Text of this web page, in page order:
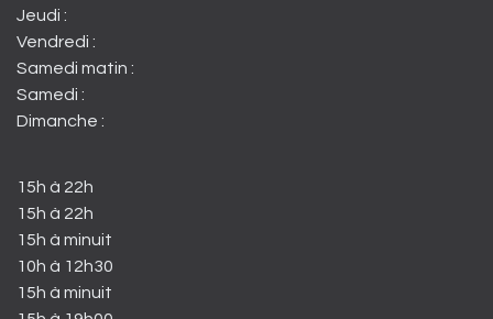
Jeudi :
Vendredi :
Samedi matin :
Samedi :
Dimanche :
15h à 22h
15h à 22h
15h à minuit
10h à 12h30
15h à minuit